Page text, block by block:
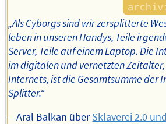
„Als Cyborgs sind wir zersplitterte
leben in unseren Handys, Teile
Server, Teile auf einem Laptop. Die
im digitalen und vernetzten Zeitalter,
Internets, ist die Gesamtsumme der
Splitter.“
—Aral Balkan überSklaverei 2.0